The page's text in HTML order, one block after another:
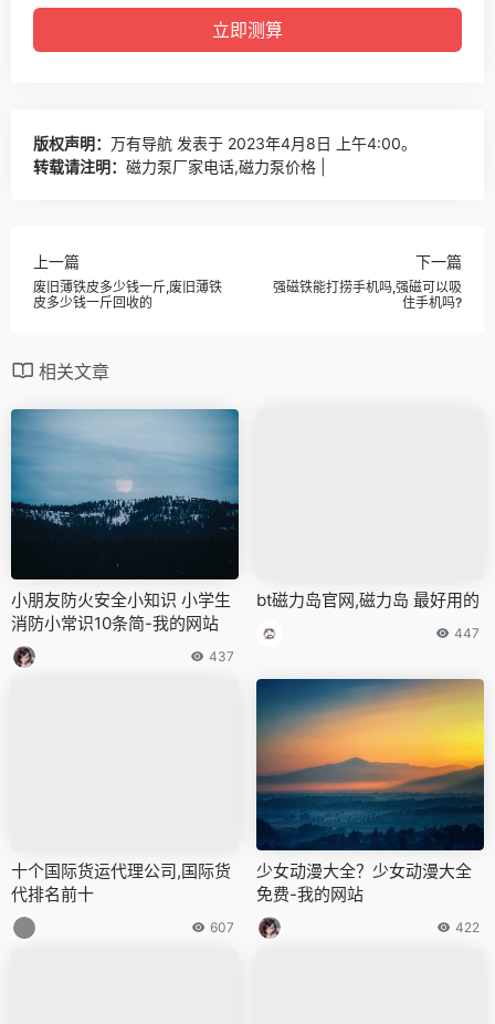
版权声明： 万有导航 发表于 2023年4月8日 上午4:00。
转载请注明： 磁力泵厂家电话,磁力泵价格 |
上一篇
废旧薄铁皮多少钱一斤,废旧薄铁
皮多少钱一斤回收的
下一篇
强磁铁能打捞手机吗,强磁可以吸
住手机吗?
相关文章
小朋友防火安全小知识 小学生
消防小常识10条简-我的网站
437
bt磁力岛官网,磁力岛 最好用的
447
十个国际货运代理公司,国际货
代排名前十
607
少女动漫大全？少女动漫大全
免费-我的网站
422